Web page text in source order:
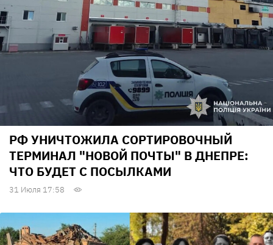
РФ УНИЧТОЖИЛА СОРТИРОВОЧНЫЙ
ТЕРМИНАЛ "НОВОЙ ПОЧТЫ" В ДНЕПРЕ:
ЧТО БУДЕТ С ПОСЫЛКАМИ
31 Июля 17:58